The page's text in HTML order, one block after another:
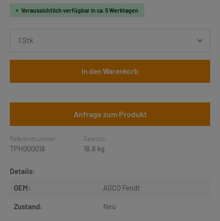
Voraussichtlich verfügbar in ca. 5 Werktagen
In den Warenkorb
Anfrage zum Produkt
Referenznummer:
TPH000018
Gewicht:
18.8 kg
Details:
OEM:
AGCO Fendt
Zustand: Neu